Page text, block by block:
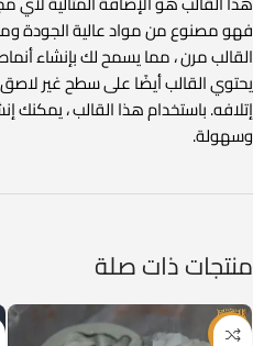
فهو مصنوع من مواد عالية الجودة
القالب مرن ، مما يسمح لك بإنشاء
يحتوي القالب أيضًا على سطح غير لاصق
إتلافه. باستخدام هذا القالب ،
وسهولة.
منتجات ذات صلة
-14%